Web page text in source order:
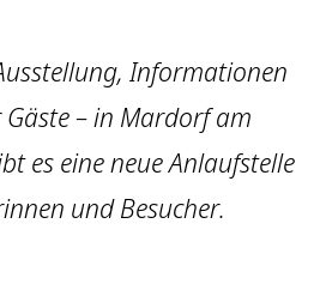
Informationen
Gäste – in Mardorf am
es eine neue Anlaufstelle
und Besucher.